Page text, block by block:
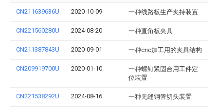
CN211639636U 2020-10-09 一种线路板生产夹持装置
CN221560280U 2024-08-20 一种直角板夹具
CN211387843U 2020-09-01 一种cnc加工用的夹具结构
CN209919700U 2020-01-10
一种螺钉紧固台用工件定
位装置
CN221538292U 2024-08-16 一种无缝钢管切头装置